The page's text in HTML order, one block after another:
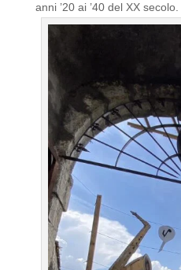
anni ’20 ai ’40 del XX secolo.